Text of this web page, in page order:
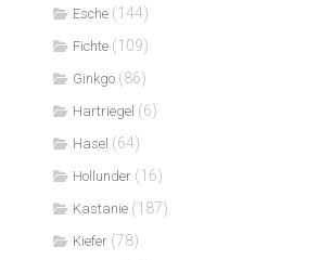
Esche (144)
Fichte (109)
Ginkgo (86)
Hartriegel (6)
Hasel (64)
Hollunder (16)
Kastanie (187)
Kiefer (78)